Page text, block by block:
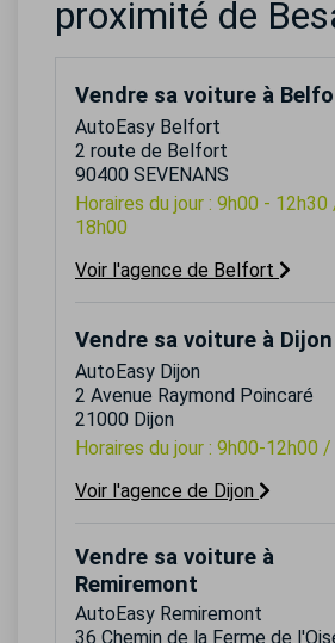
proximité de
Vendre sa voiture à
AutoEasy Belfort
2 route de Belfort
90400 SEVENANS
Horaires du jour : 9h00 -
18h00
Voir l'agence de Belfort
Vendre sa voiture à Dijon
AutoEasy Dijon
2 Avenue Raymond Poincaré
21000 Dijon
Horaires du jour : 9h00-12h00
Voir l'agence de Dijon
Vendre sa voiture à
Remiremont
AutoEasy Remiremont
36 Chemin de la Ferme de